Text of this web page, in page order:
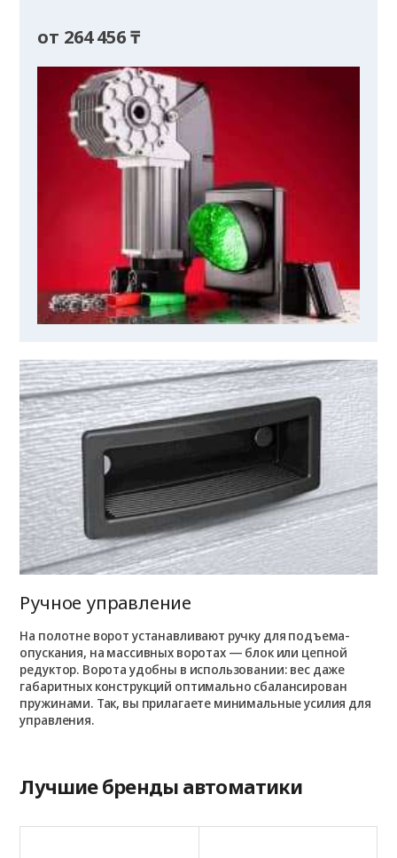
от 264 456 ₸
Ручное управление
На полотне ворот устанавливают ручку для подъема-
опускания, на массивных воротах — блок или цепной
редуктор. Ворота удобны в использовании: вес даже
габаритных конструкций оптимально сбалансирован
пружинами. Так, вы прилагаете минимальные усилия для
управления.
Лучшие бренды автоматики